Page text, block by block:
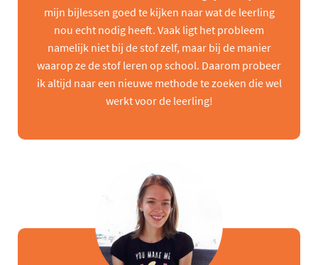
mijn bijlessen goed te kijken naar wat de leerling
nou echt nodig heeft. Vaak ligt het probleem
namelijk niet bij de stof zelf, maar bij de manier
waarop ze de stof leren op school. Daarom probeer
ik altijd naar een nieuwe methode te zoeken die wel
werkt voor de leerling!